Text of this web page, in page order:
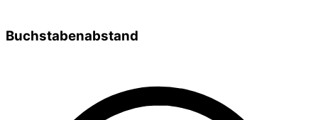
Buchstabenabstand